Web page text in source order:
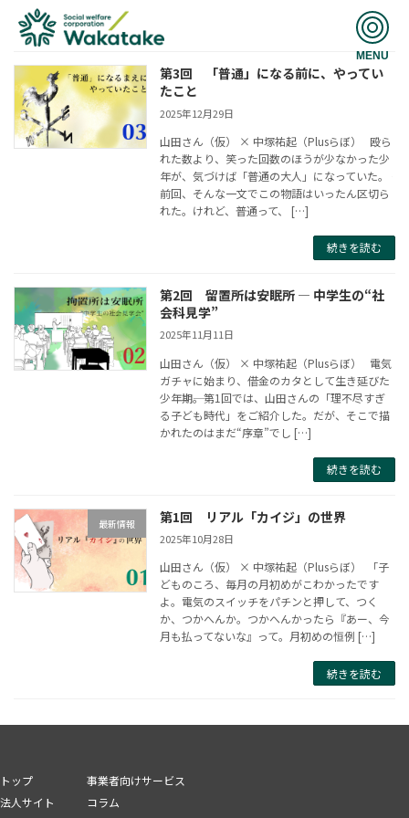
MENU
第3回 「普通」になる前に、やってい
たこと
2025年12月29日
山田さん（仮） × 中塚祐起（Plusらぼ） 殴ら
れた数より、笑った回数のほうが少なかった少
年が、気づけば「普通の大人」になっていた。 ――
前回、そんな一文でこの物語はいったん区切ら
れた。けれど、普通って、 […]
続きを読む
第2回 留置所は安眠所 ― 中学生の“社
会科見学”
2025年11月11日
山田さん（仮） × 中塚祐起（Plusらぼ） 電気
ガチャに始まり、借金のカタとして生き延びた
少年期――。第1回では、山田さんの「理不尽すぎ
る子ども時代」をご紹介した。だが、そこで描
かれたのはまだ“序章”でし […]
続きを読む
最新情報 第1回 リアル「カイジ」の世界
2025年10月28日
山田さん（仮） × 中塚祐起（Plusらぼ） 「子
どものころ、毎月の月初めがこわかったです
よ。電気のスイッチをパチンと押して、つく
か、つかへんか。つかへんかったら『あー、今
月も払ってないな』って。月初めの恒例 […]
続きを読む
トップ
法人サイト
事業者向けサービス
コラム